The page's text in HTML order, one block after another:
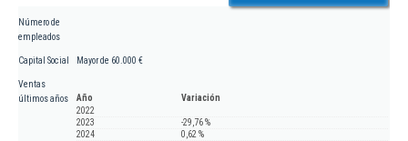
Número de
empleados
Capital Social Mayor de 60.000 €
Ventas
últimos años
Año
Variación
2022
2023
-29,76 %
2024
0,62 %